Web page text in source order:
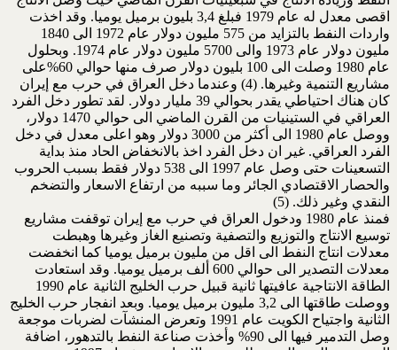
اقصى معدل له عام 1979 فبلغ 3,4 بليون برميل يوميا. وقد اخذت
واردات النفط بالتزايد من 575 مليون دولار عام 1972 الى 1840
مليون دولار عام 1973 والى 5700 مليون دولار عام 1974. وبحلول
عام 1980 وصلت الى 100 بليون دولار صرف منها حوالي 60%على
مشاريع التنمية وغيرها. (4) وعندما دخل العراق في حرب مع إيران
كان هناك احتياطي يقدر بحوالي 39 مليار دولار. لقد تطور دخل الفرد
العراقي في الستينيات من القرن الماضي الى حوالي 1470 دولار،
ووصل عام 1980 الى أكثر من 3000 دولار وهو اعلى معدل في دخل
الفرد العراقي. غير ان دخل الفرد اخذ بالانخفاض الحاد منذ بداية
التسعينات حتى وصل عام 1997 الى 538 دولار فقط بسبب الحروب
والحصار الاقتصادي الجائر وما سببه من ارتفاع الاسعار والتضخم
النقدي وغير ذلك. (5)
فمنذ عام 1980 ودخول العراق في حرب مع إيران توقفت مشاريع
توسيع الانتاج والتوزيع والتصفية وتصنيع الغاز وغيرها وهبطت
معدلات انتاج النفط الى اقل من مليون برميل يوميا كما انخفضت
معدلات التصدير الى حوالي 600 ألف برميل يوميا. وقد استعادت
الطاقة الانتاجية عافيتها ثانية قبيل حرب الخليج الثانية عام 1990
ووصلت طاقتها الى 3,2 مليون برميل يوميا. وبعد انفجار حرب الخليج
الثانية واجتياح الكويت عام 1991 وتعرض المنشآت لضربات موجعة
وصل التدمير فيها الى 90% وأخذت صناعة النفط بالتدهور، اضافة